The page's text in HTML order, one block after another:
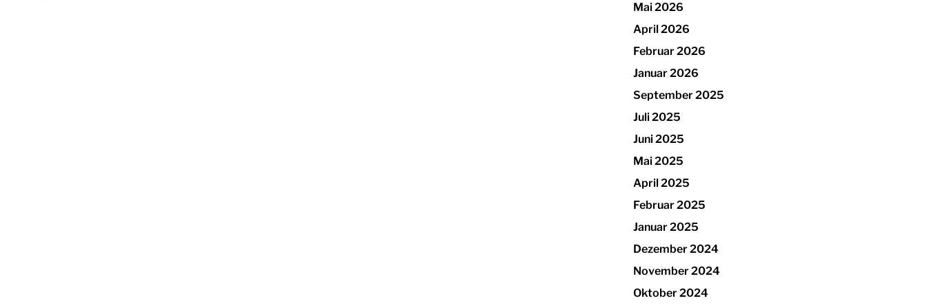
Mai 2026
April 2026
Februar 2026
Januar 2026
September 2025
Juli 2025
Juni 2025
Mai 2025
April 2025
Februar 2025
Januar 2025
Dezember 2024
November 2024
Oktober 2024